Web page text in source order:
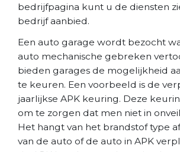
bedrijfpagina kunt u de diensten
bedrijf aanbied.
Een auto garage wordt bezocht
auto mechanische gebreken
bieden garages de mogelijkheid
te keuren. Een voorbeeld is de
jaarlijkse APK keuring. Deze
om te zorgen dat men niet in
Het hangt van het brandstof type
van de auto of de auto in APK